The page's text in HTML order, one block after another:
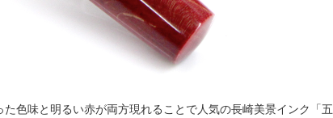
色味と明るい赤が両方現れることで人気の長崎美景インク「